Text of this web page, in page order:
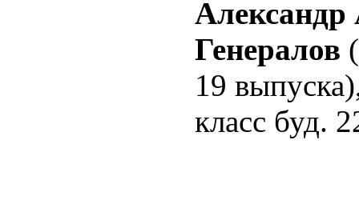
Александр
Генералов
19
класс буд.